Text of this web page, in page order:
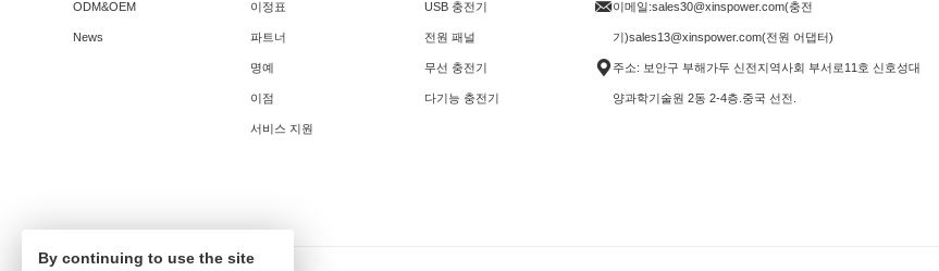
ODM&OEM
News
이정표
파트너
명예
이점
서비스 지원
USB 충전기
전원 패널
무선 충전기
다기능 충전기
이메일:sales30@xinspower.com(충전
기)sales13@xinspower.com(전원 어댑터)
주소: 보안구 부해가두 신전지역사회 부서로11호 신호성대
양과학기술원 2동 2-4층.중국 선전.
By continuing to use the site